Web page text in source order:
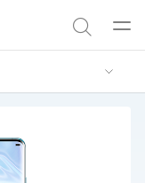
Abrir